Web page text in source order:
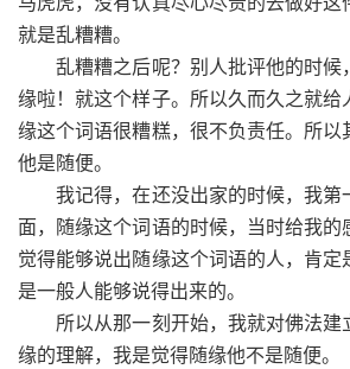
就是乱糟糟。
乱糟糟之后呢？别人批评他的时候
缘啦！就这个样子。所以久而久之就给
缘这个词语很糟糕，很不负责任。所以
他是随便。
我记得，在还没出家的时候，我第
面，随缘这个词语的时候，当时给我
觉得能够说出随缘这个词语的人，肯定
是一般人能够说得出来的。
所以从那一刻开始，我就对佛法建
缘的理解，我是觉得随缘他不是随便。